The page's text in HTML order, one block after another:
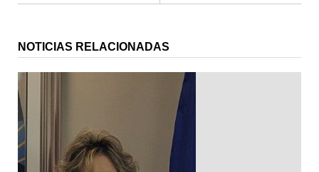
NOTICIAS RELACIONADAS